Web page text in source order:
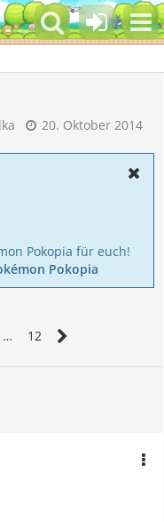
20. Oktober 2014
Pokopia für euch!
Pokopia
… 12